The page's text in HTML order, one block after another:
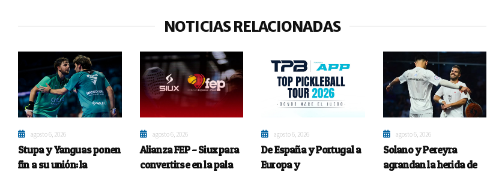
NOTICIAS RELACIONADAS
agosto 6, 2026
Stupa y Yanguas ponen
fin a su unión: la
agosto 6, 2026
Alianza FEP – Siux para
convertirse en la pala
agosto 6, 2026
De España y Portugal a
Europa y
agosto 6, 2026
Solano y Pereyra
agrandan la herida de